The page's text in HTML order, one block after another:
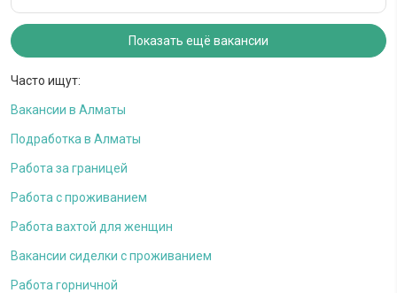
Показать ещё вакансии
Часто ищут:
Вакансии в Алматы
Подработка в Алматы
Работа за границей
Работа с проживанием
Работа вахтой для женщин
Вакансии сиделки с проживанием
Работа горничной